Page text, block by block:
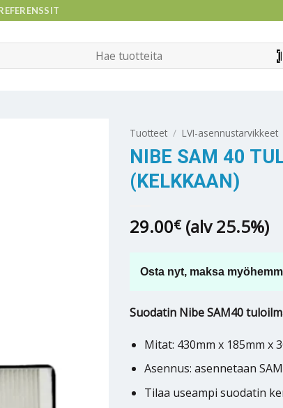
Tuotteet / LVI-asennustarvikkeet
NIBE SAM 40
(KELKKAAN)
29.00€ (alv 25.5%)
Osta nyt, maksa
Suodatin Nibe SAM40
Mitat: 430mm x 185mm x
Asennus: asennetaan
Tilaa useampi suodatin